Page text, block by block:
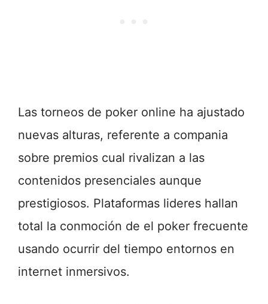
Las torneos de poker online ha ajustado
nuevas alturas, referente a compania
sobre premios cual rivalizan a las
contenidos presenciales aunque
prestigiosos. Plataformas lideres hallan
total la conmoción de el poker frecuente
usando ocurrir del tiempo entornos en
internet inmersivos.